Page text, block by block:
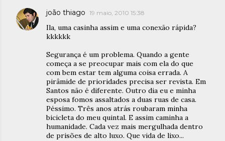
joão thiago 19 maio, 2010 15:38
Ila, uma casinha assim e uma conexão rápida?
kkkkkk
Segurança é um problema. Quando a gente
começa a se preocupar mais com ela do que
com bem estar tem alguma coisa errada. A
pirâmide de prioridades precisa ser revista. Em
Santos não é diferente. Outro dia eu e minha
esposa fomos assaltados a duas ruas de casa.
Péssimo. Três anos atrás roubaram minha
bicicleta do meu quintal. E assim caminha a
humanidade. Cada vez mais mergulhada dentro
de prisões de alto luxo. Que vida de lixo...